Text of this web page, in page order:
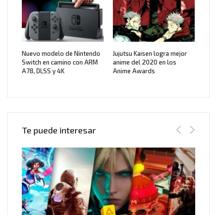
Nuevo modelo de Nintendo
Switch en camino con ARM
A78, DLSS y 4K
Jujutsu Kaisen logra mejor
anime del 2020 en los
Anime Awards
Te puede interesar